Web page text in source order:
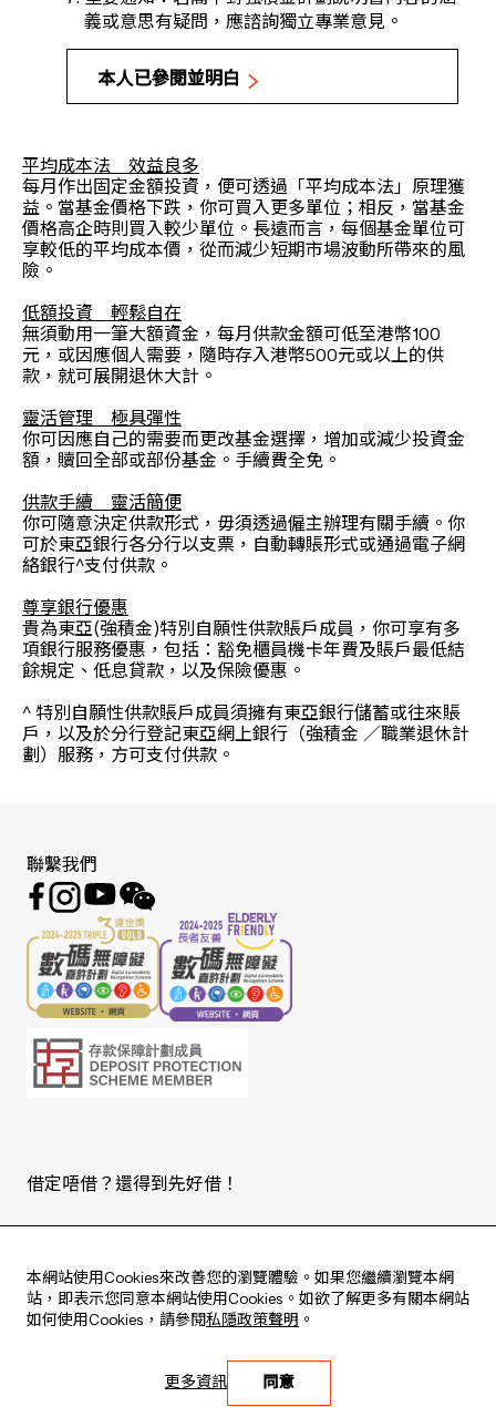
義或意思有疑問，應諮詢獨立專業意見。
本人已參閱並明白
平均成本法 效益良多
每月作出固定金額投資，便可透過「平均成本法」原理獲
益。當基金價格下跌，你可買入更多單位；相反，當基金
價格高企時則買入較少單位。長遠而言，每個基金單位可
享較低的平均成本價，從而減少短期市場波動所帶來的風
險。
低額投資 輕鬆自在
無須動用一筆大額資金，每月供款金額可低至港幣100
元，或因應個人需要，隨時存入港幣500元或以上的供
款，就可展開退休大計。
靈活管理 極具彈性
你可因應自己的需要而更改基金選擇，增加或減少投資金
額，贖回全部或部份基金。手續費全免。
供款手續 靈活簡便
你可隨意決定供款形式，毋須透過僱主辦理有關手續。你
可於東亞銀行各分行以支票，自動轉賬形式或通過電子網
絡銀行^支付供款。
尊享銀行優惠
貴為東亞(強積金)特別自願性供款賬戶成員，你可享有多
項銀行服務優惠，包括：豁免櫃員機卡年費及賬戶最低結
餘規定、低息貸款，以及保險優惠。
^ 特別自願性供款賬戶成員須擁有東亞銀行儲蓄或往來賬
戶，以及於分行登記東亞網上銀行（強積金 ／職業退休計
劃）服務，方可支付供款。
本網站使用Cookies來改善您的瀏覽體驗。如果您繼續瀏覽本網
站，即表示您同意本網站使用Cookies。如欲了解更多有關本網站
如何使用Cookies，請參閱私隱政策聲明 。
同意
更多資訊
聯繫我們
借定唔借？還得到先好借！
Live every moment